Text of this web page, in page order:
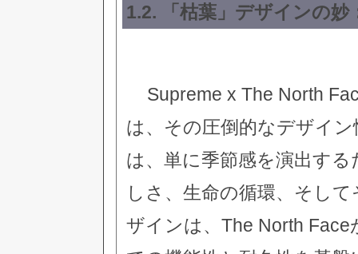
1.2. 「枯葉」デザインの
Supreme x The North
は、その圧倒的なデザイ
は、単に季節感を演出す
しさ、生命の循環、そし
ザインは、The North